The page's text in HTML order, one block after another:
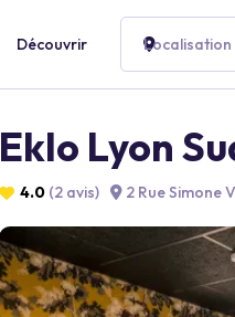
Découvrir
Eklo Lyon
4.0 (2 avis) 2 Rue Simone